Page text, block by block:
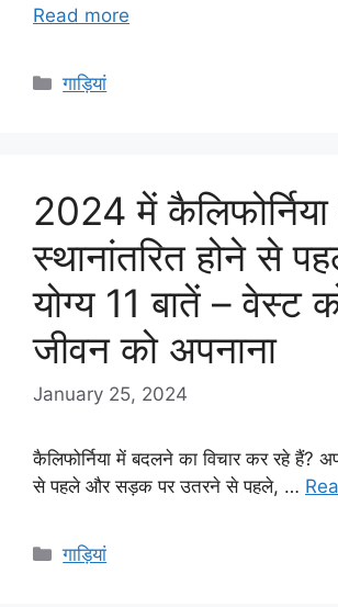
Read more
Categories
गाड़ियां
2024 में
स्थानांतरित होने से
योग्य 11 बातें – वेस्ट
जीवन को अपनाना
January 25, 2024
कैलिफोर्निया में बदलने का विचार कर रहे हैं?
से पहले और सड़क पर उतरने से पहले, …
Categories
गाड़ियां